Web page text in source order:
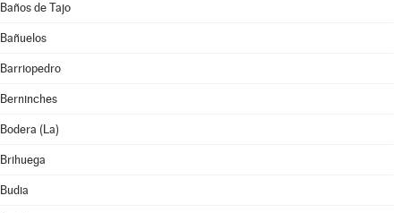
Baños de Tajo
Bañuelos
Barriopedro
Berninches
Bodera (La)
Brihuega
Budia